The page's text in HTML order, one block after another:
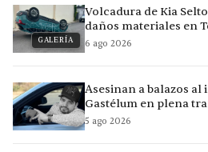
GALERÍA
Volcadura de Kia
daños materiales en
6 ago 2026
Asesinan a balazos
Gastélum en plena
5 ago 2026